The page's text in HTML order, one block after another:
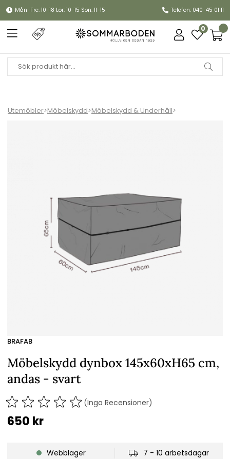
Mån-Fre: 10-18 Lör: 10-15 Sön: 11-15 Telefon: 040-45 01 11
0
Utemöbler>Möbelskydd>Möbelskydd & Underhåll>
BRAFAB
Möbelskydd dynbox 145x60xH65 cm,
andas - svart
(Inga Recensioner)
650 kr
Webblager 7 - 10 arbetsdagar